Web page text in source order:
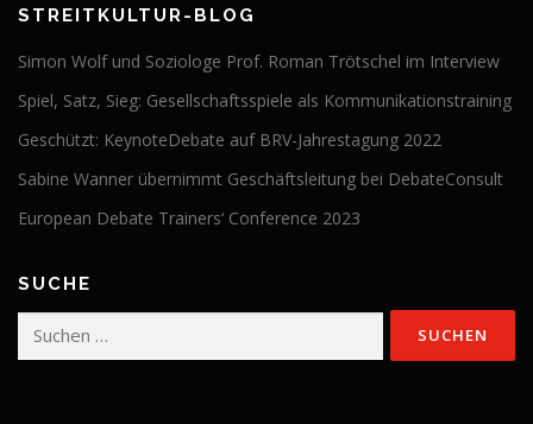
STREITKULTUR-BLOG
Simon Wolf und Soziologe Prof. Roman Trötschel im Interview
Spiel, Satz, Sieg: Gesellschaftsspiele als Kommunikationstraining
Geschützt: KeynoteDebate auf BRV-Jahrestagung 2022
Sabine Wanner übernimmt Geschäftsleitung bei DebateConsult
European Debate Trainers‘ Conference 2023
SUCHE
Suchen